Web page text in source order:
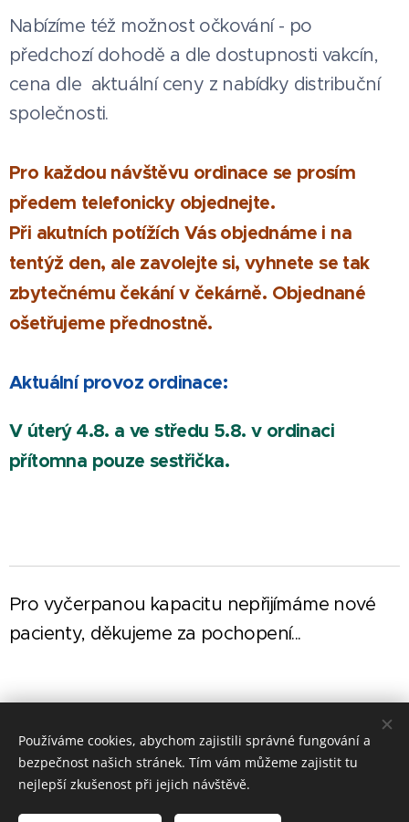
Nabízíme též možnost očkování - po
předchozí dohodě a dle dostupnosti vakcín,
cena dle aktuální ceny z nabídky distribuční
společnosti.
Pro každou návštěvu ordinace se prosím
předem telefonicky objednejte.
Při akutních potížích Vás objednáme i na
tentýž den, ale zavolejte si, vyhnete se tak
zbytečnému čekání v čekárně. Objednané
ošetřujeme přednostně.
Aktuální provoz ordinace:
V úterý 4.8. a ve středu 5.8. v ordinaci
přítomna pouze sestřička.
Pro vyčerpanou kapacitu nepřijímáme nové
pacienty, děkujeme za pochopení...
Copyright © MUDr. Hana Šubrtová 2010 - 2026 - ordinace Lysá na
Labem.
Používáme cookies, abychom zajistili správné fungování a
bezpečnost našich stránek. Tím vám můžeme zajistit tu
nejlepší zkušenost při jejich návštěvě.